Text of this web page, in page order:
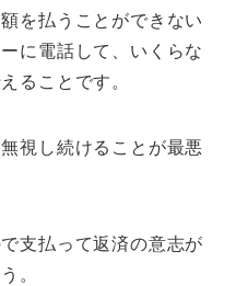
を払うことができない
に電話して、いくらな
ることです。
視し続けることが最悪
支払って返済の意志が
。